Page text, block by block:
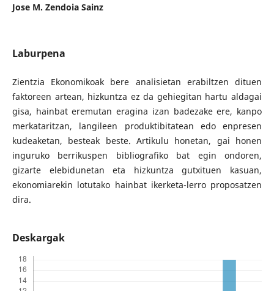
Jose M. Zendoia Sainz
Laburpena
Zientzia Ekonomikoak bere analisietan erabiltzen dituen
faktoreen artean, hizkuntza ez da gehiegitan hartu aldagai
gisa, hainbat eremutan eragina izan badezake ere, kanpo
merkataritzan, langileen produktibitatean edo enpresen
kudeaketan, besteak beste. Artikulu honetan, gai honen
inguruko berrikuspen bibliografiko bat egin ondoren,
gizarte elebidunetan eta hizkuntza gutxituen kasuan,
ekonomiarekin lotutako hainbat ikerketa-lerro proposatzen
dira.
Deskargak